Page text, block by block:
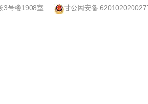
3号楼1908室 甘公网安备